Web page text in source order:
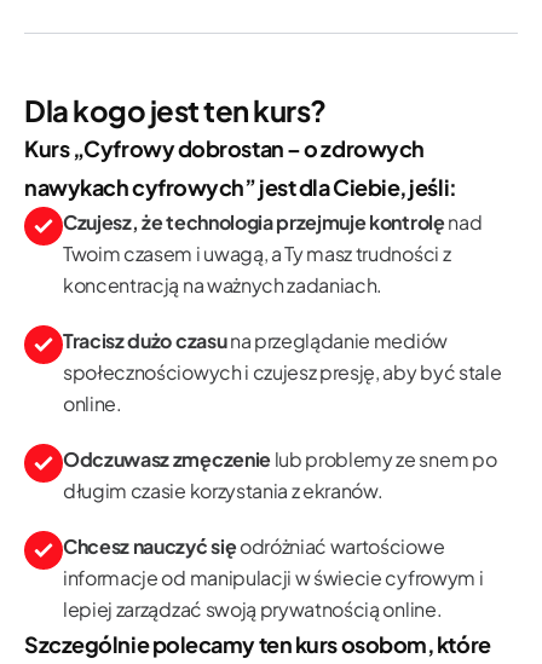
Dla kogo jest ten kurs?
Kurs „Cyfrowy dobrostan – o zdrowych
nawykach cyfrowych” jest dla Ciebie, jeśli:
Czujesz, że technologia przejmuje kontrolęnad
Twoim czasem i uwagą, a Ty masz trudności z
koncentracją na ważnych zadaniach.
Tracisz dużo czasuna przeglądanie mediów
społecznościowych i czujesz presję, aby być stale
online.
Odczuwasz zmęczenielub problemy ze snem po
długim czasie korzystania z ekranów.
Chcesz nauczyć sięodróżniać wartościowe
informacje od manipulacji w świecie cyfrowym i
lepiej zarządzać swoją prywatnością online.
Szczególnie polecamy ten kurs osobom, które